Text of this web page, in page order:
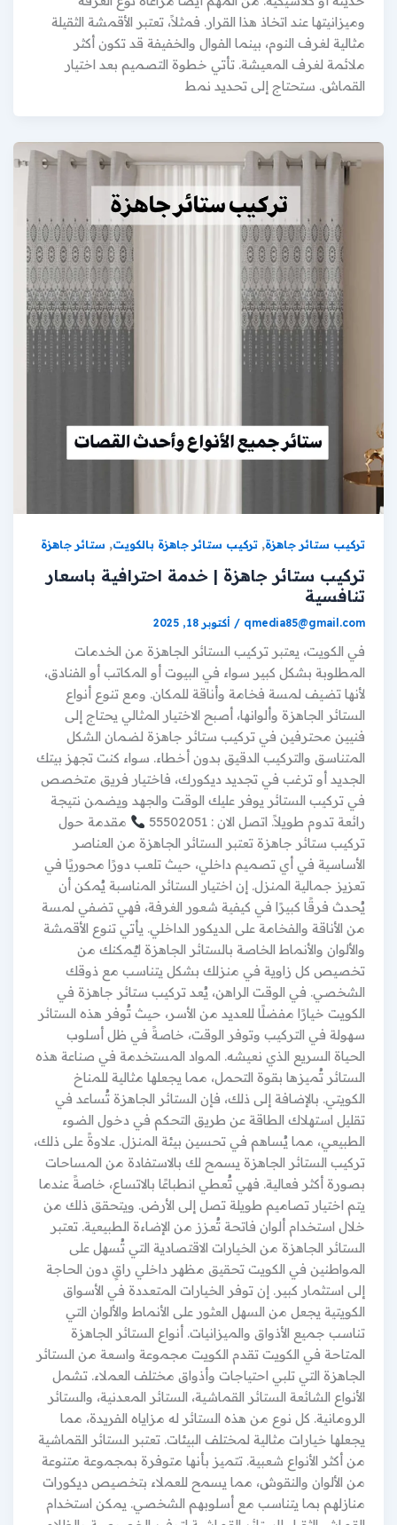
وميزانيتها عند اتخاذ هذا القرار. فمثلاً، تعتبر الأقمشة الثقيلة
مثالية لغرف النوم، بينما الفوال والخفيفة قد تكون أكثر
ملائمة لغرف المعيشة. تأتي خطوة التصميم بعد اختيار
القماش. ستحتاج إلى تحديد نمط
تركيب ستائر جاهزة,تركيب ستائر جاهزة بالكويت,ستائر جاهزة
تركيب ستائر جاهزة | خدمة احترافية باسعار
تنافسية
qmedia85@gmail.com
/ أكتوبر 18, 2025
في الكويت، يعتبر تركيب الستائر الجاهزة من الخدمات
المطلوبة بشكل كبير سواء في البيوت أو المكاتب أو الفنادق،
لأنها تضيف لمسة فخامة وأناقة للمكان. ومع تنوع أنواع
الستائر الجاهزة وألوانها، أصبح الاختيار المثالي يحتاج إلى
فنيين محترفين في تركيب ستائر جاهزة لضمان الشكل
المتناسق والتركيب الدقيق بدون أخطاء. سواء كنت تجهز بيتك
الجديد أو ترغب في تجديد ديكورك، فاختيار فريق متخصص
في تركيب الستائر يوفر عليك الوقت والجهد ويضمن نتيجة
رائعة تدوم طويلاً. اتصل الان : 55502051
مقدمة حول
تركيب ستائر جاهزة تعتبر الستائر الجاهزة من العناصر
الأساسية في أي تصميم داخلي، حيث تلعب دورًا محوريًا في
تعزيز جمالية المنزل. إن اختيار الستائر المناسبة يُمكن أن
يُحدث فرقًا كبيرًا في كيفية شعور الغرفة، فهي تضفي لمسة
من الأناقة والفخامة على الديكور الداخلي. يأتي تنوع الأقمشة
والألوان والأنماط الخاصة بالستائر الجاهزة ليُمكنك من
تخصيص كل زاوية في منزلك بشكل يتناسب مع ذوقك
الشخصي. في الوقت الراهن، يُعد تركيب ستائر جاهزة في
الكويت خيارًا مفضلًا للعديد من الأسر، حيث تُوفر هذه الستائر
سهولة في التركيب وتوفر الوقت، خاصةً في ظل أسلوب
الحياة السريع الذي نعيشه. المواد المستخدمة في صناعة هذه
الستائر تُميزها بقوة التحمل، مما يجعلها مثالية للمناخ
الكويتي. بالإضافة إلى ذلك، فإن الستائر الجاهزة تُساعد في
تقليل استهلاك الطاقة عن طريق التحكم في دخول الضوء
الطبيعي، مما يُساهم في تحسين بيئة المنزل. علاوةً على ذلك،
تركيب الستائر الجاهزة يسمح لك بالاستفادة من المساحات
بصورة أكثر فعالية. فهي تُعطي انطباعًا بالاتساع، خاصةً عندما
يتم اختيار تصاميم طويلة تصل إلى الأرض. ويتحقق ذلك من
خلال استخدام ألوان فاتحة تُعزز من الإضاءة الطبيعية. تعتبر
الستائر الجاهزة من الخيارات الاقتصادية التي تُسهل على
المواطنين في الكويت تحقيق مظهر داخلي راقٍ دون الحاجة
إلى استثمار كبير. إن توفر الخيارات المتعددة في الأسواق
الكويتية يجعل من السهل العثور على الأنماط والألوان التي
تناسب جميع الأذواق والميزانيات. أنواع الستائر الجاهزة
المتاحة في الكويت تقدم الكويت مجموعة واسعة من الستائر
الجاهزة التي تلبي احتياجات وأذواق مختلف العملاء. تشمل
الأنواع الشائعة الستائر القماشية، الستائر المعدنية، والستائر
الرومانية. كل نوع من هذه الستائر له مزاياه الفريدة، مما
يجعلها خيارات مثالية لمختلف البيئات. تعتبر الستائر القماشية
من أكثر الأنواع شعبية. تتميز بأنها متوفرة بمجموعة متنوعة
من الألوان والنقوش، مما يسمح للعملاء بتخصيص ديكورات
منازلهم بما يتناسب مع أسلوبهم الشخصي. يمكن استخدام